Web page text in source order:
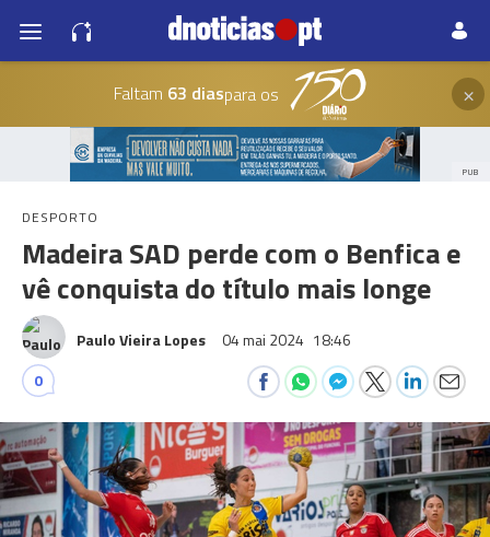
Faltam 63 diaspara os ×
PUB
DESPORTO
Madeira SAD perde com o Benfica e
vê conquista do título mais longe
Paulo Vieira Lopes 04 mai 2024 18:46
0